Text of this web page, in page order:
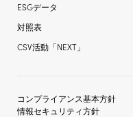
ESGデータ
対照表
CSV活動「NEXT」
コンプライアンス基本方針
情報セキュリティ方針